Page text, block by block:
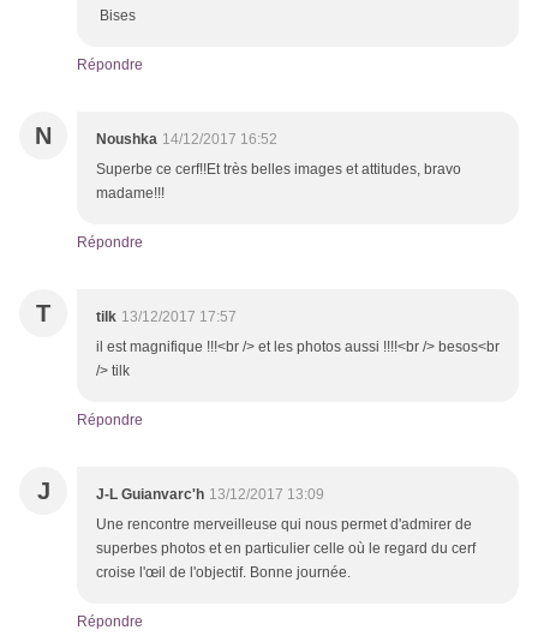
Bises
Répondre
N Noushka 14/12/2017 16:52
Superbe ce cerf!!Et très belles images et attitudes, bravo
madame!!!
Répondre
T tilk 13/12/2017 17:57
il est magnifique !!!<br /> et les photos aussi !!!!<br /> besos<br
/> tilk
Répondre
J J-L Guianvarc'h 13/12/2017 13:09
Une rencontre merveilleuse qui nous permet d'admirer de
superbes photos et en particulier celle où le regard du cerf
croise l'œil de l'objectif. Bonne journée.
Répondre